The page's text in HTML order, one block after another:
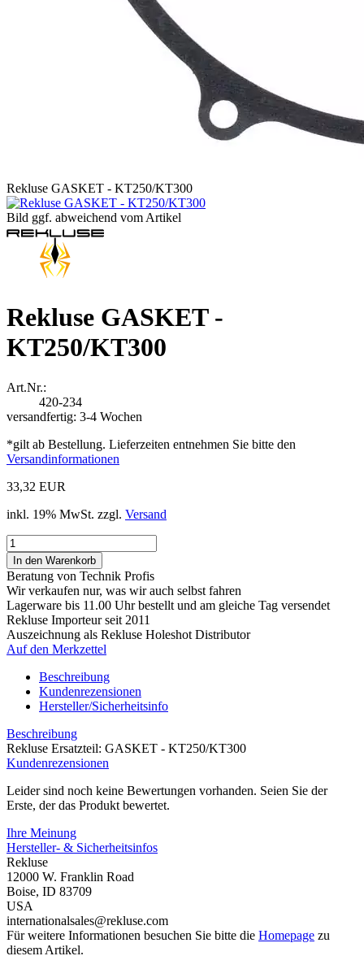
Rekluse GASKET - KT250/KT300
Bild ggf. abweichend vom Artikel
Rekluse GASKET -
KT250/KT300
Art.Nr.:
420-234
versandfertig: 3-4 Wochen
*gilt ab Bestellung. Lieferzeiten entnehmen Sie bitte den
Versandinformationen
33,32 EUR
inkl. 19% MwSt. zzgl. Versand
Beratung von Technik Profis
Wir verkaufen nur, was wir auch selbst fahren
Lagerware bis 11.00 Uhr bestellt und am gleiche Tag versendet
Rekluse Importeur seit 2011
Auszeichnung als Rekluse Holeshot Distributor
Auf den Merkzettel
Beschreibung
Kundenrezensionen
Hersteller/Sicherheitsinfo
Beschreibung
Rekluse Ersatzteil: GASKET - KT250/KT300
Kundenrezensionen
Leider sind noch keine Bewertungen vorhanden. Seien Sie der
Erste, der das Produkt bewertet.
Ihre Meinung
Hersteller- & Sicherheitsinfos
Rekluse
12000 W. Franklin Road
Boise, ID 83709
USA
internationalsales@rekluse.com
Für weitere Informationen besuchen Sie bitte die Homepage zu
diesem Artikel.